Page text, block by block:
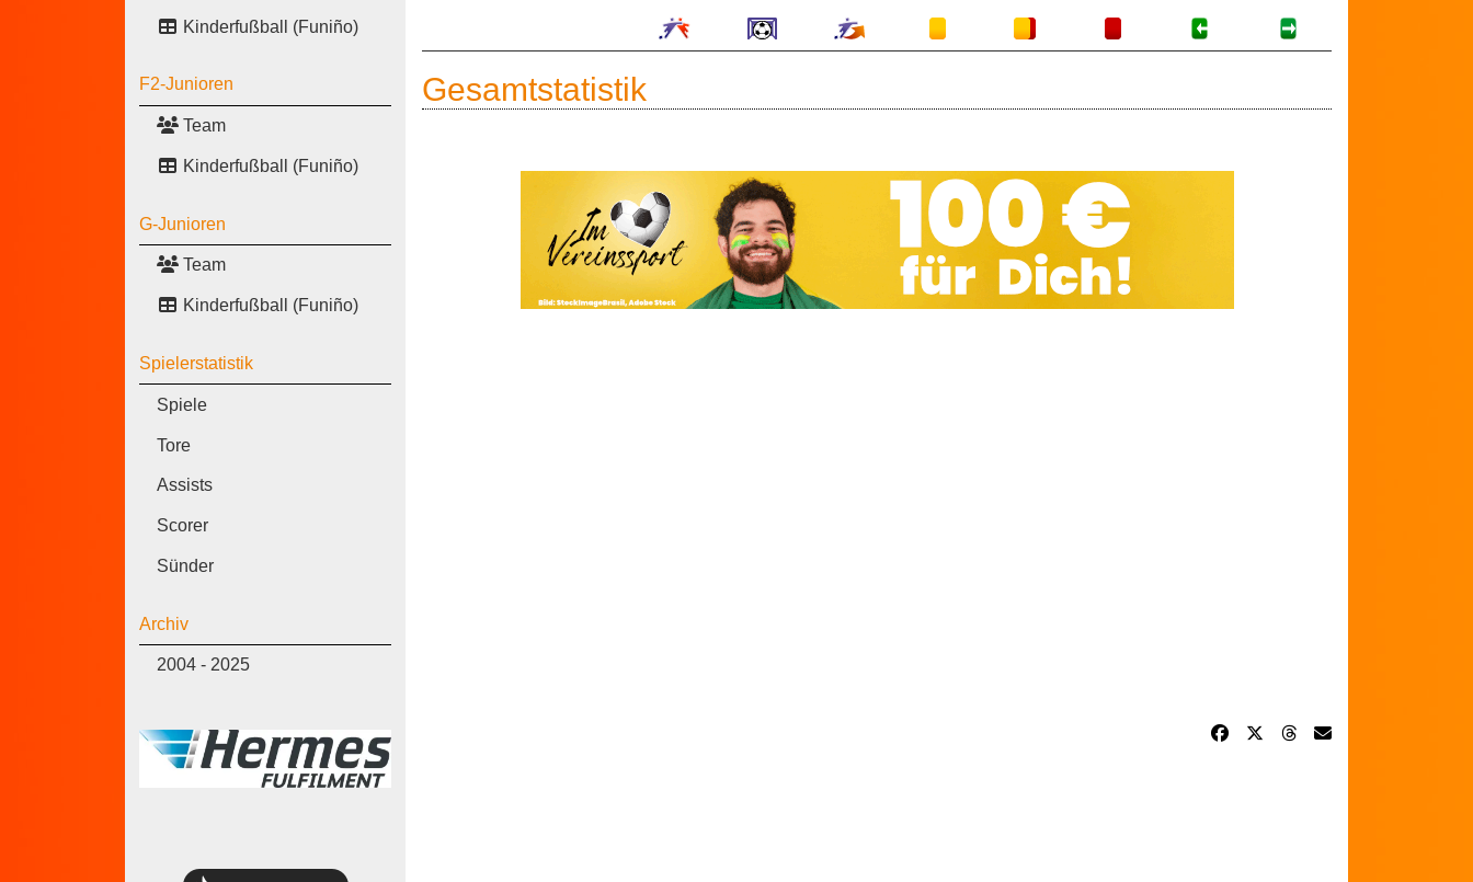
Kinderfußball (Funiño)
F2-Junioren
Team
Kinderfußball (Funiño)
G-Junioren
Team
Kinderfußball (Funiño)
Spielerstatistik
Spiele
Tore
Assists
Scorer
Sünder
Archiv
2004 - 2025
Gesamtstatistik